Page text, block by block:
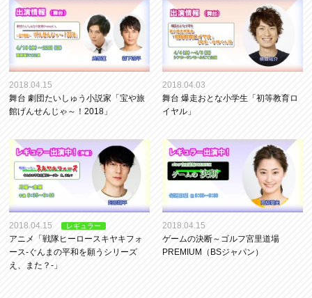
2018.04.15
舞台 劇団たいしゅう小説家「宝や旅
館げんせんじゃ～！2018」
2018.04.03
舞台 爆走おとな小学生「初等教育ロ
イヤル」
2018.04.15 レギュラー
アニメ「戦隊ヒーロースキヤキフォ
ース-ぐんまの平和を願うシリーズ
え、また？-」
2018.04.15
ゲームの決断～ゴルフ宮里道場
PREMIUM（BSジャパン）